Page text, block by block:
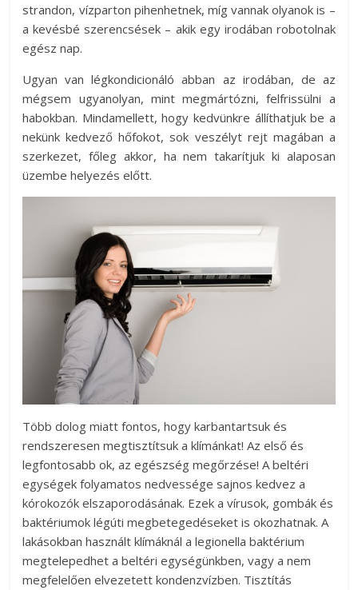
strandon, vízparton pihenhetnek, míg vannak olyanok is –
a kevésbé szerencsések – akik egy irodában robotolnak
egész nap.
Ugyan van légkondicionáló abban az irodában, de az
mégsem ugyanolyan, mint megmártózni, felfrissülni a
habokban. Mindamellett, hogy kedvünkre állíthatjuk be a
nekünk kedvező hőfokot, sok veszélyt rejt magában a
szerkezet, főleg akkor, ha nem takarítjuk ki alaposan
üzembe helyezés előtt.
Több dolog miatt fontos, hogy karbantartsuk és
rendszeresen megtisztítsuk a klímánkat! Az első és
legfontosabb ok, az egészség megőrzése! A beltéri
egységek folyamatos nedvessége sajnos kedvez a
kórokozók elszaporodásának. Ezek a vírusok, gombák és
baktériumok légúti megbetegedéseket is okozhatnak. A
lakásokban használt klímáknál a legionella baktérium
megtelepedhet a beltéri egységünkben, vagy a nem
megfelelően elvezetett kondenzvízben. Tisztítás